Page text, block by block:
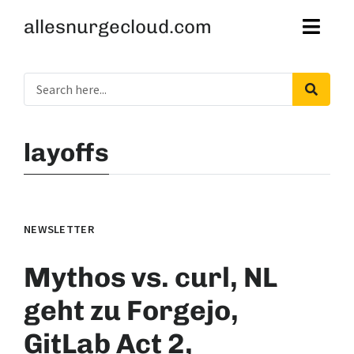
allesnurgecloud.com
layoffs
NEWSLETTER
Mythos vs. curl, NL
geht zu Forgejo,
GitLab Act 2,